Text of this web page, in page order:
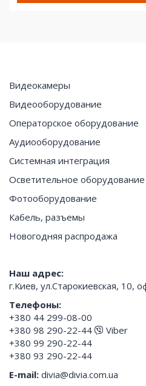
Видеокамеры
Видеооборудование
Операторское оборудование
Аудиооборудование
Системная интеграция
Осветительное оборудование
Фотооборудование
Кабель, разъемы
Новогодняя распродажа
Наш адрес:
г.Киев, ул.Старокиевская, 10,
Телефоны:
+380 44 299-08-00
+380 98 290-22-44
Viber
+380 99 290-22-44
+380 93 290-22-44
E-mail: divia@divia.com.ua